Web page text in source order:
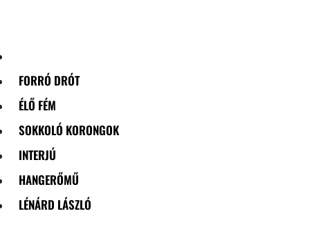
FORRÓ DRÓT
ÉLŐ FÉM
SOKKOLÓ KORONGOK
INTERJÚ
HANGERŐMŰ
LÉNÁRD LÁSZLÓ